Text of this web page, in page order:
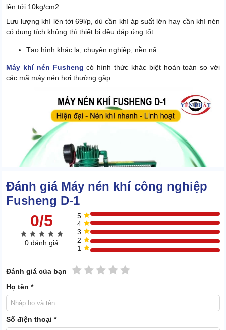
lên tới 10kg/cm2.
Lưu lượng khí lên tới 69l/p, dù cần khí áp suất lớn hay cần khí nén
có dung tích khủng thì thiết bị đều đáp ứng tốt.
Tạo hình khác lạ, chuyên nghiệp, nền nã
Máy khí nén Fusheng có hình thức khác biệt hoàn toàn so với
các mã máy nén hơi thường gặp.
Đánh giá Máy nén khí công nghiệp
Fusheng D-1
0/5
0 đánh giá
5
4
3
2
1
Đánh giá của bạn 5 sao
4 sao
3 sao
2 sao
1 sao
Họ tên *
Số điện thoại *